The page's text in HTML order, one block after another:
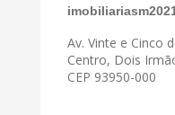
Av. Vinte e Cinco
Centro, Dois
CEP 93950-000